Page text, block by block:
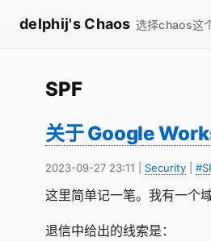
delphij's Chaos 选择chaos这
SPF
关于 Google
2023-09-27 23:11 Security
这里简单记一笔。我有一个
退信中给出的线索是：